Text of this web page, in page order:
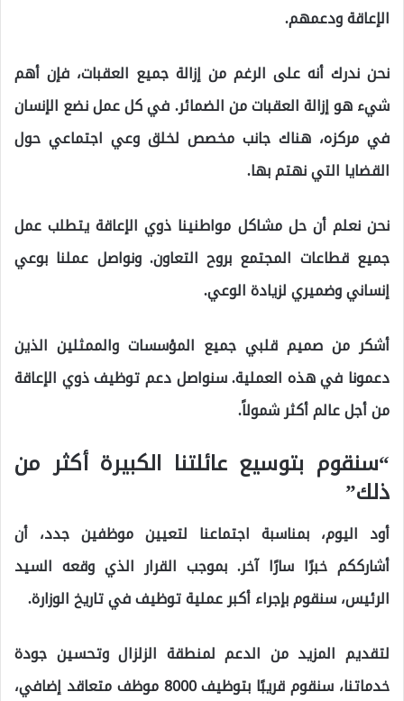
الإعاقة ودعمهم.
نحن ندرك أنه على الرغم من إزالة جميع العقبات، فإن أهم
شيء هو إزالة العقبات من الضمائر. في كل عمل نضع الإنسان
في مركزه، هناك جانب مخصص لخلق وعي اجتماعي حول
القضايا التي نهتم بها.
نحن نعلم أن حل مشاكل مواطنينا ذوي الإعاقةيتطلب عمل
جميع قطاعات المجتمع بروح التعاون. ونواصل عملنا بوعي
إنساني وضميري لزيادة الوعي.
أشكر من صميم قلبي جميع المؤسسات والممثلين الذين
دعمونا في هذه العملية. سنواصل دعم توظيف ذوي الإعاقة
من أجل عالم أكثر شمولاً.
“سنقوم بتوسيع عائلتنا الكبيرة أكثر من
ذلك”
أود اليوم، بمناسبة اجتماعنا لتعيين موظفين جدد، أن
أشارككم خبرًا سارًا آخر. بموجب القرار الذي وقعه السيد
الرئيس، سنقوم بإجراء أكبر عملية توظيف في تاريخ الوزارة.
لتقديم المزيد من الدعم لمنطقة الزلزال وتحسين جودة
خدماتنا، سنقوم قريبًا بتوظيف 8000 موظف متعاقد إضافي،